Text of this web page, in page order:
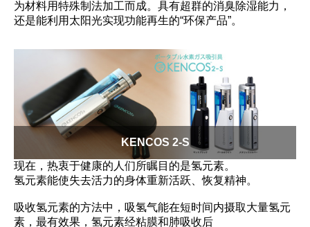
为材料用特殊制法加工而成。具有超群的消臭除湿能力，
还是能利用太阳光实现功能再生的“环保产品”。
KENCOS 2-S
现在，热衷于健康的人们所瞩目的是氢元素。
氢元素能使失去活力的身体重新活跃、恢复精神。
吸收氢元素的方法中，吸氢气能在短时间内摄取大量氢元
素，最有效果，氢元素经粘膜和肺吸收后